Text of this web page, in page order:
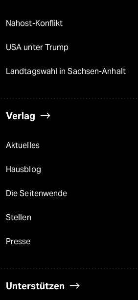
Nahost-Konflikt
USA unter Trump
Landtagswahl in Sachsen-Anhalt
Verlag
Aktuelles
Hausblog
Die Seitenwende
Stellen
Presse
Unterstützen